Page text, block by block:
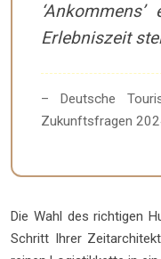
Erlebniszeit
– Deutsche
Zukunftsfragen
Die Wahl des richtigen
Schritt Ihrer